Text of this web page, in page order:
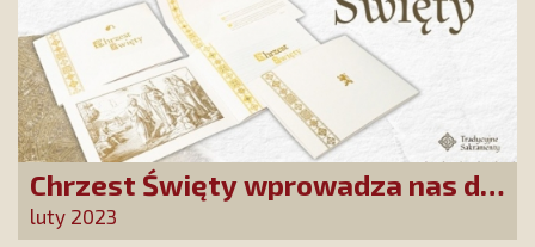
Chrzest Święty wprowadza nas do
wspólnoty Kościoła. Nasz pakiet
luty 2023